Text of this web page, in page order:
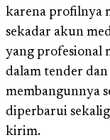
karena profilnya
sekadar akun
yang profesional
dalam tender dan
membangunnya
diperbarui
kirim.